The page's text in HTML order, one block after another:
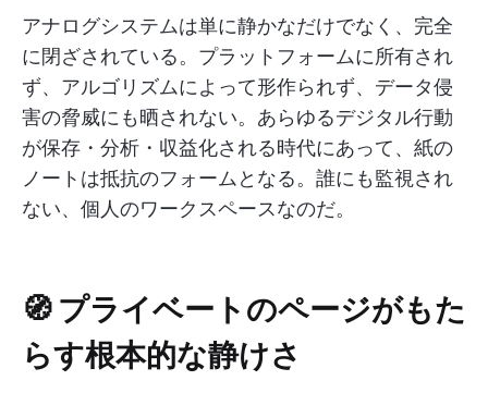
アナログシステムは単に静かなだけでなく、完全
に閉ざされている。プラットフォームに所有され
ず、アルゴリズムによって形作られず、データ侵
害の脅威にも晒されない。あらゆるデジタル行動
が保存・分析・収益化される時代にあって、紙の
ノートは抵抗のフォームとなる。誰にも監視され
ない、個人のワークスペースなのだ。
🧭 プライベートのページがもた
らす根本的な静けさ